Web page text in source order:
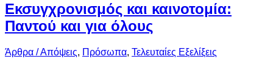
Εκσυγχρονισμός και καινοτομία:
Παντού και για όλους
Άρθρα / Απόψεις, Πρόσωπα, Τελευταίες Εξελίξεις